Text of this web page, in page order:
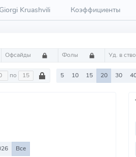
Kruashvili Коэффициенты
Офсайды Фолы Уд. в
по 5 10 15 20 30
Все